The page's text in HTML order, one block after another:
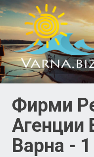
Фирми
Агенции
Варна -